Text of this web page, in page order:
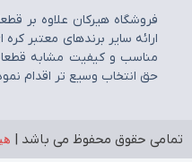
فروشگاه هيرکان علاوه بر
ارائه ساير برندهاي معتبر
مناسب و کيفيت مشابه
حق انتخاب وسيع تر اقدام
تمامی حقوق محفوظ می باشد |